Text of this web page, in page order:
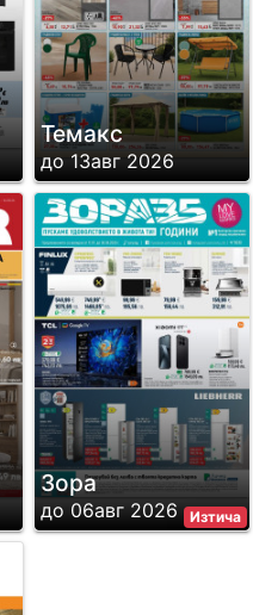
Темакс
до 13авг 2026
Изтича
Зора
до 06авг 2026